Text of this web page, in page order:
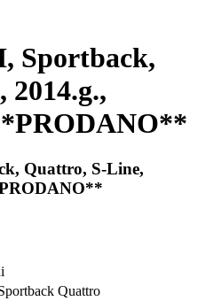
Sportback,
Quattro, S-Line,
Quattro